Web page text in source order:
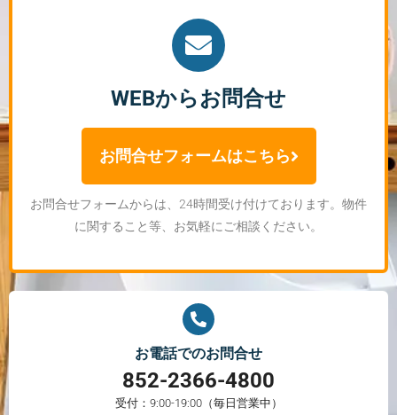
WEBからお問合せ
お問合せフォームはこちら
お問合せフォームからは、24時間受け付けております。物件
に関すること等、お気軽にご相談ください。
お電話でのお問合せ
852-2366-4800
受付：9:00-19:00（毎日営業中）